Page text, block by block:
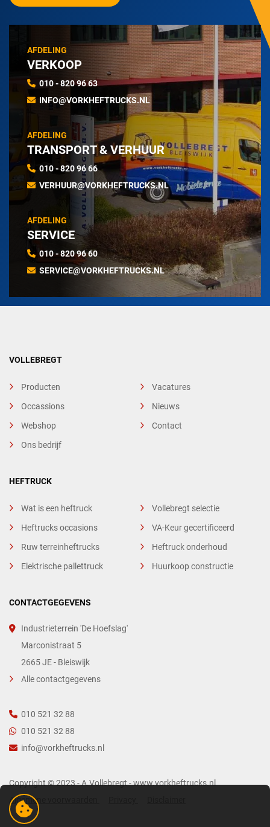
AFDELING
VERKOOP
010 - 820 96 63
INFO@VORKHEFTRUCKS.NL
AFDELING
TRANSPORT & VERHUUR
010 - 820 96 66
VERHUUR@VORKHEFTRUCKS.NL
AFDELING
SERVICE
010 - 820 96 60
SERVICE@VORKHEFTRUCKS.NL
VOLLEBREGT
Producten
Occassions
Webshop
Ons bedrijf
Vacatures
Nieuws
Contact
HEFTRUCK
Wat is een heftruck
Heftrucks occasions
Ruw terreinheftrucks
Elektrische pallettruck
Vollebregt selectie
VA-Keur gecertificeerd
Heftruck onderhoud
Huurkoop constructie
CONTACTGEGEVENS
Industrieterrein 'De Hoefslag'
Marconistraat 5
2665 JE - Bleiswijk
Alle contactgegevens
010 521 32 88
010 521 32 88
info@vorkheftrucks.nl
Copyright © 2023 - A.Vollebregt - www.vorkheftrucks.nl
Algemene voorwaarden